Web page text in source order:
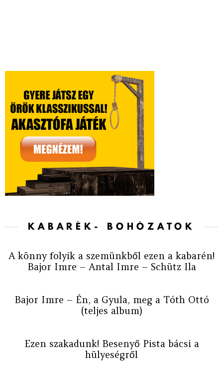
KABARÉK- BOHÓZATOK
A könny folyik a szemünkből ezen a kabarén!
Bajor Imre – Antal Imre – Schütz Ila
Bajor Imre – Én, a Gyula, meg a Tóth Ottó
(teljes album)
Ezen szakadunk! Besenyő Pista bácsi a
hülyeségről